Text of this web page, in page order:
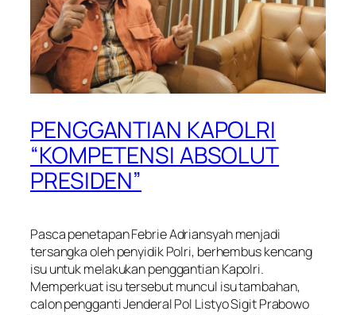
PENGGANTIAN KAPOLRI
“KOMPETENSI ABSOLUT
PRESIDEN”
Pasca penetapan Febrie Adriansyah menjadi
tersangka oleh penyidik Polri, berhembus kencang
isu untuk melakukan penggantian Kapolri.
Memperkuat isu tersebut muncul isu tambahan,
calon pengganti Jenderal Pol Listyo Sigit Prabowo